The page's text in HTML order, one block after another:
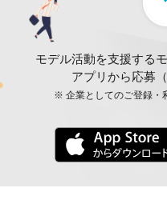
モデル活動を支援する
アプリから応募
※ 企業としてのご登録・